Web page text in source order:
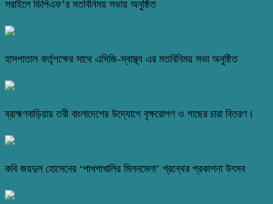
সরাইলে ডিপিএফ’র মতবিনিময় সভায় অনুষ্ঠিত
হাসপাতাল কর্তৃপক্ষের সাথে এসিজি-স্বাস্থ্য এর মতবিনিময় সভা অনুষ্ঠিত
ব্রাহ্মণবাড়িয়ায় তরী বাংলাদেশের উদ্যোগে বৃক্ষরোপণ ও গাছের চারা বিতরণ।
কবি জয়দুল হোসেনের ‘পাখপাখালির মিলনমেলা’ গ্রন্থের প্রকাশনা উৎসব